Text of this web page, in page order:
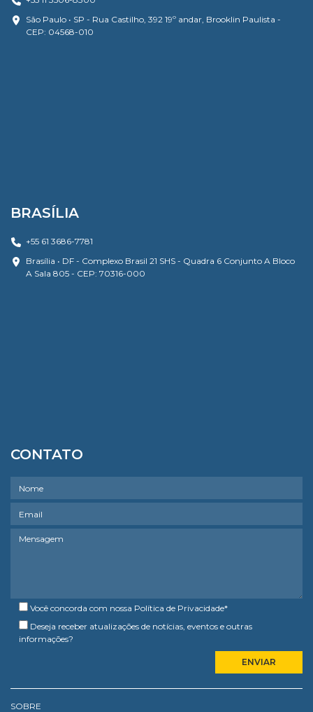
São Paulo • SP - Rua Castilho, 392 19º andar, Brooklin Paulista -
CEP: 04568-010
BRASÍLIA
+55 61 3686-7781
Brasília • DF - Complexo Brasil 21 SHS - Quadra 6 Conjunto A Bloco
A Sala 805 - CEP: 70316-000
CONTATO
Você concorda com nossa Política de Privacidade*
Deseja receber atualizações de notícias, eventos e outras
informações?
SOBRE